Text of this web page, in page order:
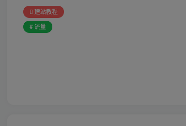
建站教程
# 流量